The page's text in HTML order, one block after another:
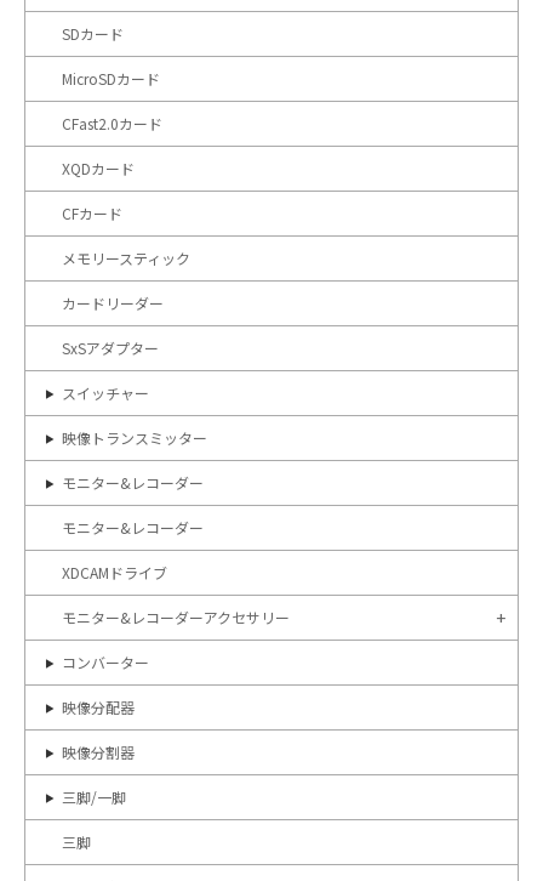
SDカード
MicroSDカード
CFast2.0カード
XQDカード
CFカード
メモリースティック
カードリーダー
SxSアダプター
スイッチャー
映像トランスミッター
モニター&レコーダー
モニター&レコーダー
XDCAMドライブ
モニター&レコーダーアクセサリー
コンバーター
映像分配器
映像分割器
三脚/一脚
三脚